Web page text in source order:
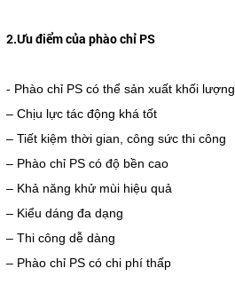
2.Ưu điểm của phào chỉ PS
​​​​​​- Phào chỉ PS có thể sản xuất khối lượng
– Chịu lực tác động khá tốt
– Tiết kiệm thời gian, công sức thi công
– Phào chỉ PS có độ bền cao
– Khả năng khử mùi hiệu quả
– Kiểu dáng đa dạng
– Thi công dễ dàng
– Phào chỉ PS có chi phí thấp